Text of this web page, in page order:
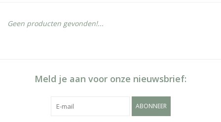
Geen producten gevonden!...
Meld je aan voor onze nieuwsbrief:
ABONNEER